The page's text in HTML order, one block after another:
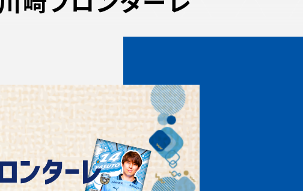
いて
オンラインストア
ユニフォーム